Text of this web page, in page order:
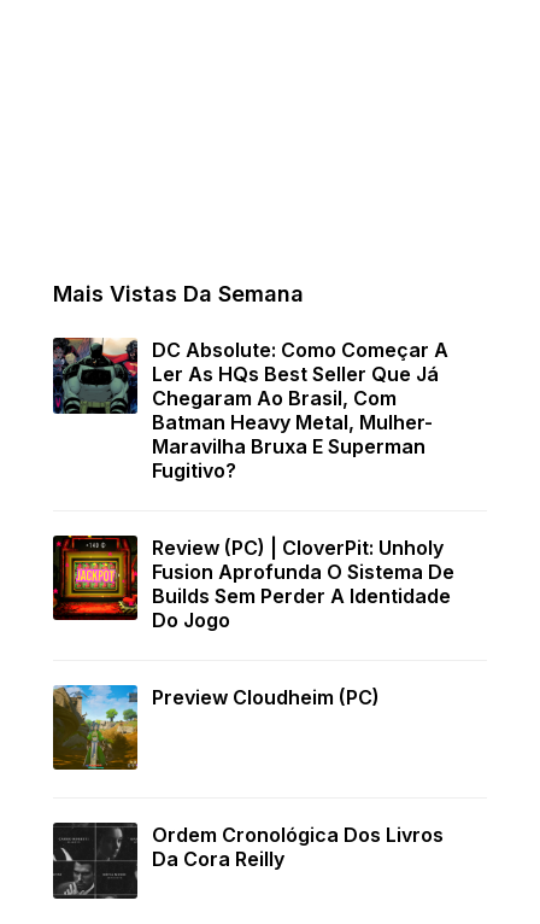
Mais Vistas Da Semana
DC Absolute: Como Começar A
Ler As HQs Best Seller Que Já
Chegaram Ao Brasil, Com
Batman Heavy Metal, Mulher-
Maravilha Bruxa E Superman
Fugitivo?
Review (PC) | CloverPit: Unholy
Fusion Aprofunda O Sistema De
Builds Sem Perder A Identidade
Do Jogo
Preview Cloudheim (PC)
Ordem Cronológica Dos Livros
Da Cora Reilly